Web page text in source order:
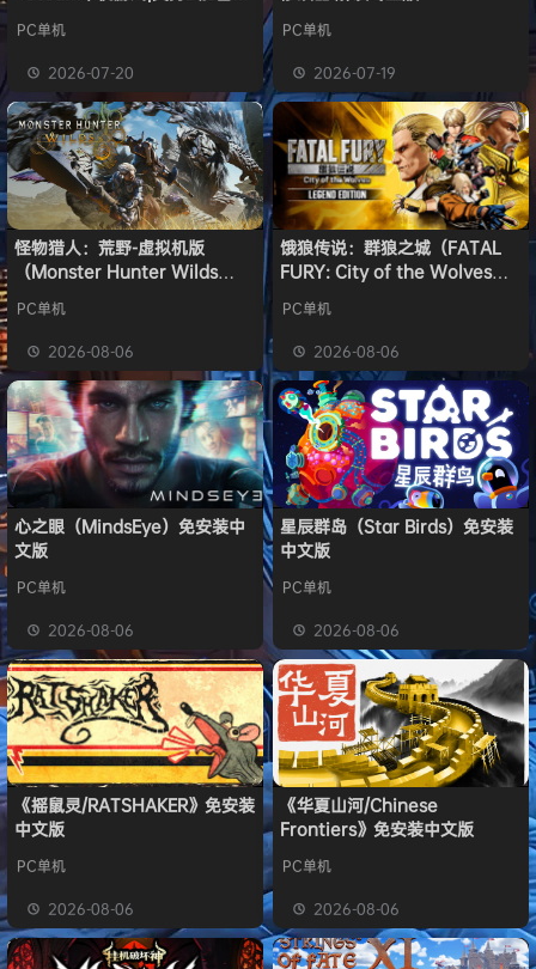
加入本站
11小时前
加入本站
39 点积分 11小时前
PC单机
2026-07-20
PC单机
2026-07-19
怪物猎人：荒野-虚拟机版
（Monster Hunter Wilds
PC单机
2026-08-06
饿狼传说：群狼之城（FATAL
FURY: City of the Wolves）
PC单机
2026-08-06
心之眼（MindsEye）免安装中
文版
PC单机
2026-08-06
星辰群岛（Star Birds）免安装
中文版
PC单机
2026-08-06
《摇鼠灵/RATSHAKER》免安装
中文版
PC单机
2026-08-06
《华夏山河/Chinese
Frontiers》免安装中文版
PC单机
2026-08-06